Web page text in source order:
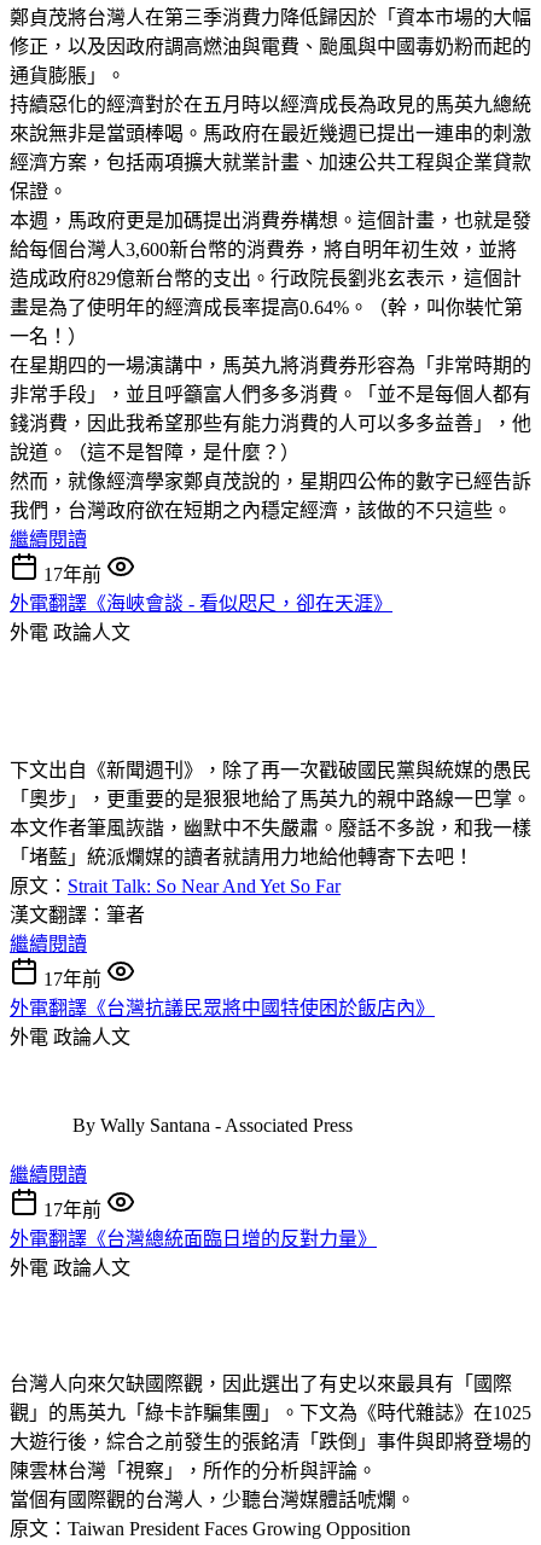
鄭貞茂將台灣人在第三季消費力降低歸因於「資本市場的大幅
修正，以及因政府調高燃油與電費、颱風與中國毒奶粉而起的
通貨膨脹」。
持續惡化的經濟對於在五月時以經濟成長為政見的馬英九總統
來說無非是當頭棒喝。馬政府在最近幾週已提出一連串的刺激
經濟方案，包括兩項擴大就業計畫、加速公共工程與企業貸款
保證。
本週，馬政府更是加碼提出消費券構想。這個計畫，也就是發
給每個台灣人3,600新台幣的消費券，將自明年初生效，並將
造成政府829億新台幣的支出。行政院長劉兆玄表示，這個計
畫是為了使明年的經濟成長率提高0.64%。（幹，叫你裝忙第
一名！）
在星期四的一場演講中，馬英九將消費券形容為「非常時期的
非常手段」，並且呼籲富人們多多消費。「並不是每個人都有
錢消費，因此我希望那些有能力消費的人可以多多益善」，他
說道。
（這不是智障，是什麼？）
然而，就像經濟學家鄭貞茂說的，星期四公佈的數字已經告訴
我們，台灣政府欲在短期之內穩定經濟，該做的不只這些。
繼續閱讀
17年前
外電翻譯《海峽會談 - 看似咫尺，卻在天涯》
外電 政論人文
下文出自《新聞週刊》，除了再一次戳破國民黨與統媒的愚民
「奧步」，更重要的是狠狠地給了馬英九的親中路線一巴掌。
本文作者筆風詼諧，幽默中不失嚴肅。廢話不多說，和我一樣
「堵藍」統派爛媒的讀者就請用力地給他轉寄下去吧！
原文： Strait Talk: So Near And Yet So Far
漢文翻譯：筆者
繼續閱讀
17年前
外電翻譯《台灣抗議民眾將中國特使困於飯店內》
外電 政論人文
By Wally Santana - Associated Press
繼續閱讀
17年前
外電翻譯《台灣總統面臨日增的反對力量》
外電 政論人文
台灣人向來欠缺國際觀，因此選出了有史以來最具有「國際
觀」的馬英九「綠卡詐騙集團」。下文為《時代雜誌》在1025
大遊行後，綜合之前發生的張銘清「跌倒」事件與即將登場的
陳雲林台灣「視察」，所作的分析與評論。
當個有國際觀的台灣人，少聽台灣媒體話唬爛。
原文：Taiwan President Faces Growing Opposition